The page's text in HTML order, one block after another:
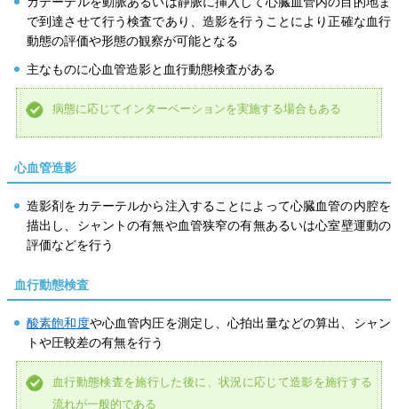
で到達させて行う検査であり、造影を行うことにより正確な血行
動態の評価や形態の観察が可能となる
主なものに心血管造影と血行動態検査がある
病態に応じてインターベーションを実施する場合もある
心血管造影
造影剤をカテーテルから注入することによって心臓血管の内腔を
描出し、シャントの有無や血管狭窄の有無あるいは心室壁運動の
評価などを行う
血行動態検査
酸素飽和度や心血管内圧を測定し、心拍出量などの算出、シャン
トや圧較差の有無を行う
血行動態検査を施行した後に、状況に応じて造影を施行する
流れが一般的である